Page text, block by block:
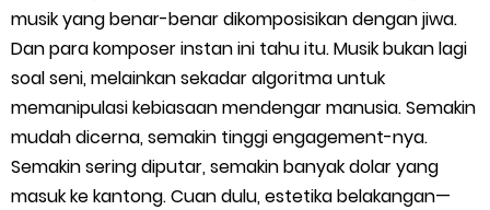
musik yang benar-benar dikomposisikan dengan jiwa.
Dan para komposer instan ini tahu itu. Musik bukan lagi
soal seni, melainkan sekadar algoritma untuk
memanipulasi kebiasaan mendengar manusia. Semakin
mudah dicerna, semakin tinggi engagement-nya.
Semakin sering diputar, semakin banyak dolar yang
masuk ke kantong. Cuan dulu, estetika belakangan—